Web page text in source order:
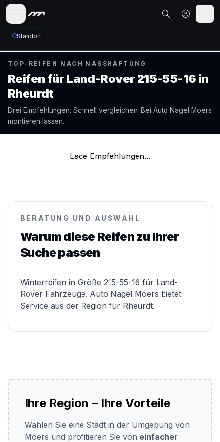
Standort
TOP-REIFEN NACH NASSHAFTUNG
Reifen fürLand-Rover 215-55-16 in
Rheurdt
Drei Empfehlungen. Schnell vergleichen. Bei Auto Nagel Moers
montieren lassen.
Lade Empfehlungen...
BERATUNG UND AUSWAHL
Warum diese Reifen zu Ihrer
Suche passen
Winterreifen in Größe 215-55-16 für Land-
Rover Fahrzeuge. Auto Nagel Moers bietet
Service aus der Region für Rheurdt.
Ihre Region – Ihre Vorteile
Wählen Sie eine Stadt in der Umgebung von
Moers und profitieren Sie von einfacher